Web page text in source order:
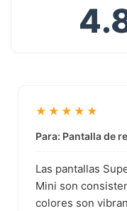
★★★★★
Las pantallas
Mini son
colores son